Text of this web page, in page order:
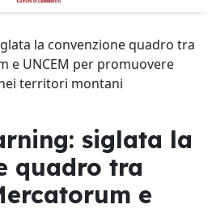
la convenzione quadro tra
e UNCEM per promuovere
territori montani
siglata la
quadro tra
e